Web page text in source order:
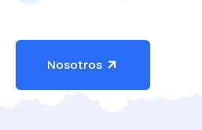
Nosotros